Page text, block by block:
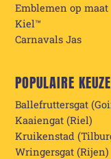
Emblemen op maat
Kiel™
Carnavals Jas
POPULAIRE
Ballefruttersgat
Kaaiengat (Riel)
Kruikenstad
Wringersgat (Rijen)